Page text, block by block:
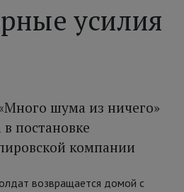
усилия
шума из ничего»
постановке
компании
возвращается домой с